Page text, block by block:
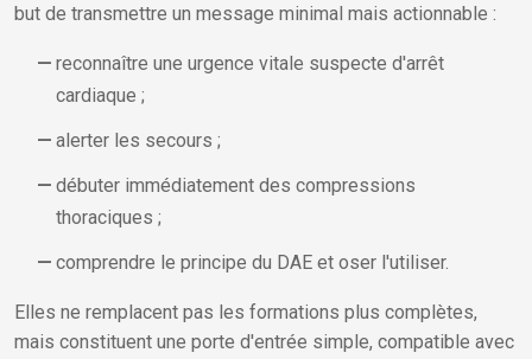
but de transmettre un message minimal mais actionnable :
reconnaître une urgence vitale suspecte d'arrêt
cardiaque ;
alerter les secours ;
débuter immédiatement des compressions
thoraciques ;
comprendre le principe du DAE et oser l'utiliser.
Elles ne remplacent pas les formations plus complètes,
mais constituent une porte d'entrée simple, compatible avec